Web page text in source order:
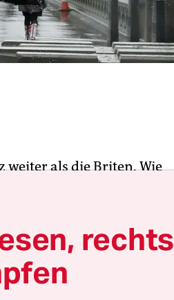
als die Briten. Wie
schwimmende
Flughafen Heathrow –
die moderne Kunst in
Um 42 Prozent haben die
hingegen bleibt
rechts